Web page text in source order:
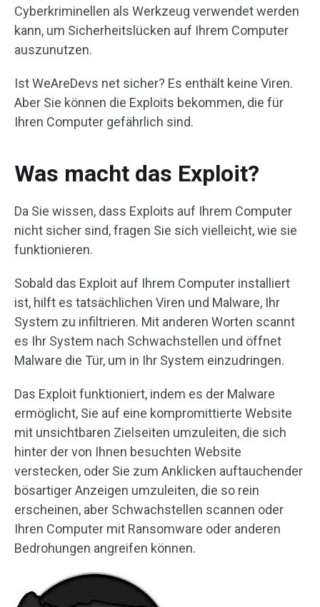
Cyberkriminellen als Werkzeug verwendet werden
kann, um Sicherheitslücken auf Ihrem Computer
auszunutzen.
Ist WeAreDevs net sicher? Es enthält keine Viren.
Aber Sie können die Exploits bekommen, die für
Ihren Computer gefährlich sind.
Was macht das Exploit?
Da Sie wissen, dass Exploits auf Ihrem Computer
nicht sicher sind, fragen Sie sich vielleicht, wie sie
funktionieren.
Sobald das Exploit auf Ihrem Computer installiert
ist, hilft es tatsächlichen Viren und Malware, Ihr
System zu infiltrieren. Mit anderen Worten scannt
es Ihr System nach Schwachstellen und öffnet
Malware die Tür, um in Ihr System einzudringen.
Das Exploit funktioniert, indem es der Malware
ermöglicht, Sie auf eine kompromittierte Website
mit unsichtbaren Zielseiten umzuleiten, die sich
hinter der von Ihnen besuchten Website
verstecken, oder Sie zum Anklicken auftauchender
bösartiger Anzeigen umzuleiten, die so rein
erscheinen, aber Schwachstellen scannen oder
Ihren Computer mit Ransomware oder anderen
Bedrohungen angreifen können.